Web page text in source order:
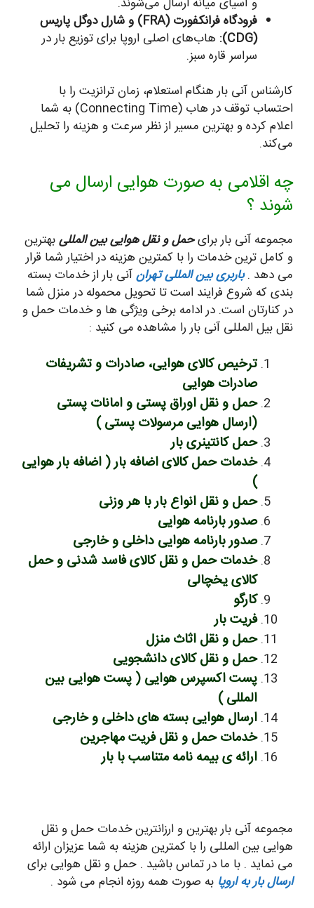
فرودگاه فرانکفورت (FRA) و شارل دوگل پاریس
هاب‌های اصلی اروپا برای توزیع بار در
سراسر قاره سبز.
کارشناس آنی بار هنگام استعلام، زمان ترانزیت را با
احتساب توقف در هاب (Connecting Time) به شما
اعلام کرده و بهترین مسیر از نظر سرعت و هزینه را تحلیل
می‌کند.
چه اقلامی به صورت هوایی ارسال می
شوند ؟
مجموعه آنی بار برایحمل و نقل هوایی بین المللیبهترین
و کامل ترین خدمات را با کمترین هزینه در اختیار شما قرار
می دهد .باربری بین المللی تهرانآنی بار از خدمات بسته
بندی که شروع فرایند است تا تحویل محموله در منزل شما
در کنارتان است. در ادامه برخی ویژگی ها و خدمات حمل و
نقل بیل المللی آنی بار را مشاهده می کنید :
ترخیص کالای هوایی، صادرات و تشریفات
صادرات هوایی
حمل و نقل اوراق پستی و امانات پستی
(ارسال هوایی مرسولات پستی )
حمل کانتینری بار
خدمات حمل کالای اضافه بار ( اضافه بار هوایی
حمل و نقل انواع بار با هر وزنی
صدور بارنامه هوایی
صدور بارنامه هوایی داخلی و خارجی
خدمات حمل و نقل کالای فاسد شدنی و حمل
کالای یخچالی
کارگو
فریت بار
حمل و نقل اثاث منزل
حمل و نقل کالای دانشجویی
پست اکسپرس هوایی ( پست هوایی بین
المللی )
ارسال هوایی بسته های داخلی و خارجی
خدمات حمل و نقل فریت مهاجرین
ارائه ی بیمه نامه متناسب با بار
مجموعه آنی بار بهترین و ارزانترین خدمات حمل و نقل
هوایی بین المللی را با کمترین هزینه به شما عزیزان ارائه
می نماید . با ما در تماس باشید . حمل و نقل هوایی برای
ارسال بار به اروپابه صورت همه روزه انجام می شود .